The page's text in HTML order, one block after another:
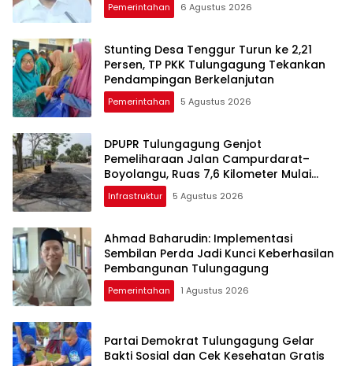
Pemerintahan 6 Agustus 2026
Stunting Desa Tenggur Turun ke 2,21
Persen, TP PKK Tulungagung Tekankan
Pendampingan Berkelanjutan
Pemerintahan 5 Agustus 2026
DPUPR Tulungagung Genjot
Pemeliharaan Jalan Campurdarat–
Boyolangu, Ruas 7,6 Kilometer Mulai
Diperbaiki
Infrastruktur 5 Agustus 2026
Ahmad Baharudin: Implementasi
Sembilan Perda Jadi Kunci Keberhasilan
Pembangunan Tulungagung
Pemerintahan 1 Agustus 2026
Partai Demokrat Tulungagung Gelar
Bakti Sosial dan Cek Kesehatan Gratis